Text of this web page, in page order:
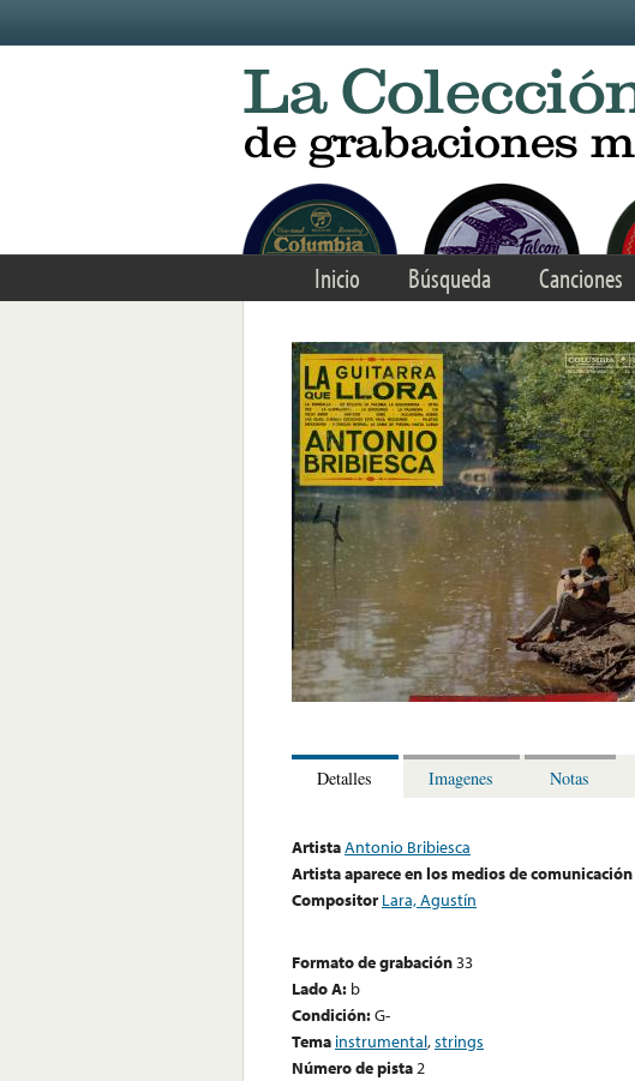
Inicio Búsqueda Canciones
Detalles Imagenes Notas
ArtistaAntonio Bribiesca
Artista aparece en los medios de comunicación
Compositor Lara, Agustín
Formato de grabación33
Lado A: b
Condición:G-
Tema instrumental,strings
Número de pista2